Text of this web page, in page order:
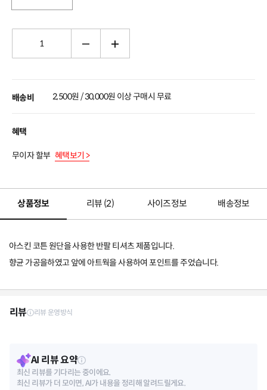
배송비 2,500원 / 30,000원 이상 구매시 무료
혜택
무이자 할부 혜택보기 >
상품정보 리뷰 (2) 사이즈정보 배송정보
아스킨 코튼 원단을 사용한 반팔 티셔츠 제품입니다.
향균 가공을하였고 앞에 아트웍을 사용하여 포인트를 주었습니다.